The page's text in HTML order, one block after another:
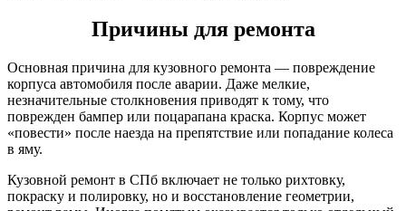
Причины для ремонта
Основная причина для кузовного ремонта — повреждение
корпуса автомобиля после аварии. Даже мелкие,
незначительные столкновения приводят к тому, что
поврежден бампер или поцарапана краска. Корпус может
«повести» после наезда на препятствие или попадание колеса
в яму.
Кузовной ремонт в СПб включает не только рихтовку,
покраску и полировку, но и восстановление геометрии,